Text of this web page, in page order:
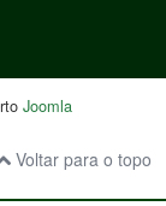
Joomla
Voltar para o topo